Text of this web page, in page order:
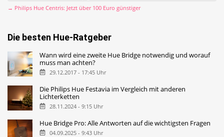
→ Philips Hue Centris: Jetzt über 100 Euro günstiger
Die besten Hue-Ratgeber
Wann wird eine zweite Hue Bridge notwendig und worauf
muss man achten?
29.12.2017 - 17:45 Uhr
Die Philips Hue Festavia im Vergleich mit anderen
Lichterketten
28.11.2024 - 9:15 Uhr
Hue Bridge Pro: Alle Antworten auf die wichtigsten Fragen
04.09.2025 - 9:43 Uhr